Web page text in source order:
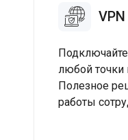
любой точки
Полезное
работы